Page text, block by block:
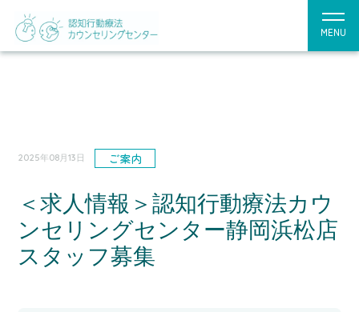
MENU
2025年08月13日 ご案内
＜求人情報＞認知行動療法カウ
ンセリングセンター静岡浜松店
スタッフ募集